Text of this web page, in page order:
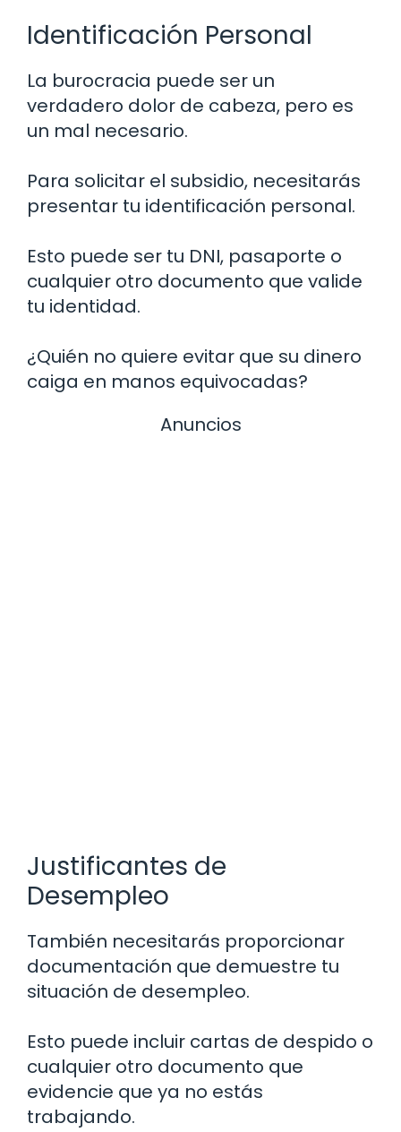
Identificación Personal
La burocracia puede ser un
verdadero dolor de cabeza, pero es
un mal necesario.
Para solicitar el subsidio, necesitarás
presentar tu identificación personal.
Esto puede ser tu DNI, pasaporte o
cualquier otro documento que valide
tu identidad.
¿Quién no quiere evitar que su dinero
caiga en manos equivocadas?
Anuncios
Justificantes de
Desempleo
También necesitarás proporcionar
documentación que demuestre tu
situación de desempleo.
Esto puede incluir cartas de despido o
cualquier otro documento que
evidencie que ya no estás
trabajando.